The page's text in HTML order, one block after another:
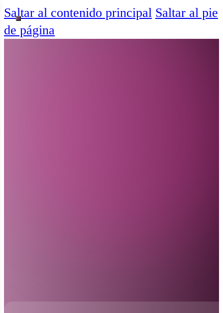
Saltar al contenido principal Saltar al pie
de página